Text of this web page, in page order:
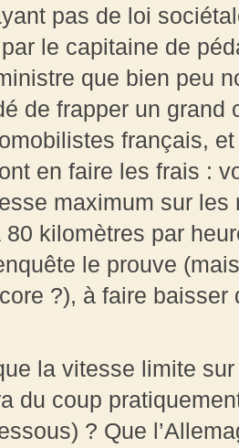
pas de loi
le capitaine de
que bien peu
de frapper un
français,
en faire les frais :
maximum sur
kilomètres par
le prouve
?), à faire
la vitesse limite
du coup
? Que